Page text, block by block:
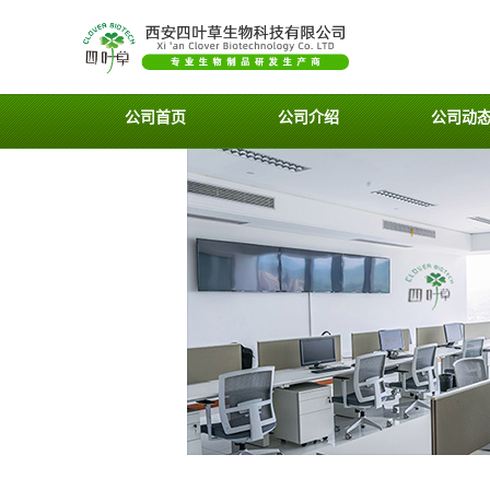
公司首页 公司介绍 公司动